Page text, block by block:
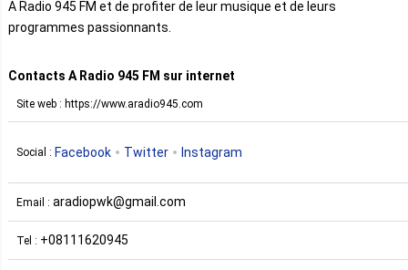
A Radio 945 FM et de profiter de leur musique et de leurs
programmes passionnants.
Contacts A Radio 945 FM sur internet
Site web : https://www.aradio945.com
Social : Facebook Twitter Instagram
Email : aradiopwk@gmail.com
Tel : +08111620945